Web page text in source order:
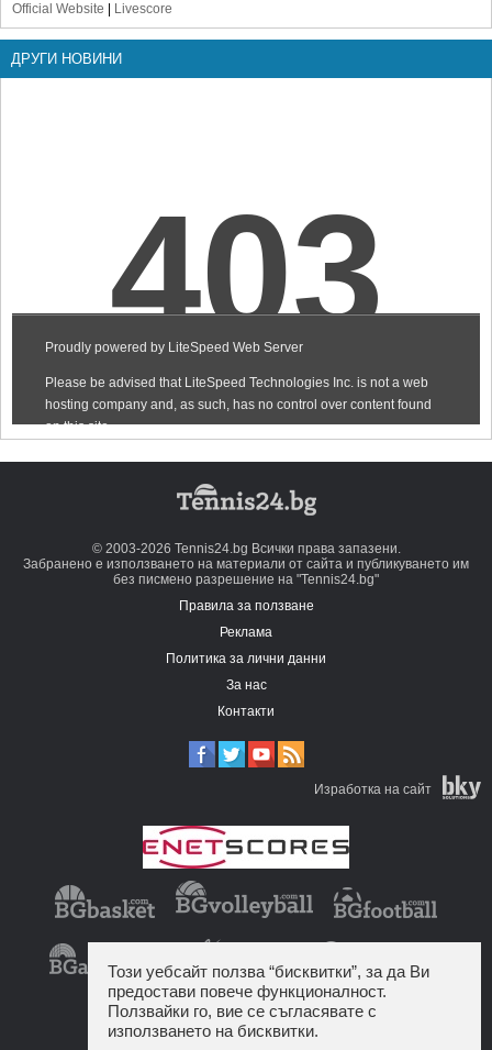
Official Website
Livescore
ДРУГИ НОВИНИ
© 2003-2026 Tennis24.bg Всички права запазени.
Забранено е използването на материали от сайта и публикуването им
без писмено разрешение на "Tennis24.bg"
Правила за ползване
Реклама
Политика за лични данни
За нас
Контакти
Изработка на сайт
Този уебсайт ползва “бисквитки”, за да Ви
предостави повече функционалност.
Ползвайки го, вие се съгласявате с
използването на бисквитки.